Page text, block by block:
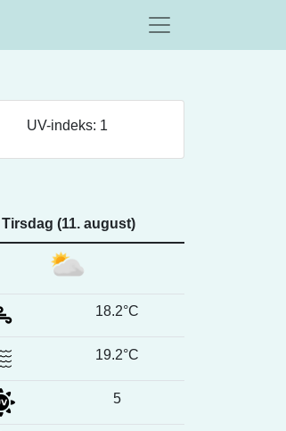
UV-indeks: 1
Tirsdag (11. august)
18.2°C
19.2°C
5